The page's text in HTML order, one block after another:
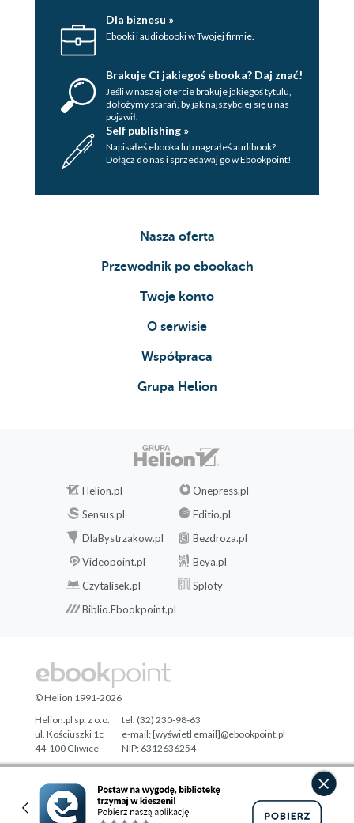
Dla biznesu »
Ebooki i audiobooki w Twojej firmie.
Brakuje Ci jakiegoś ebooka? Daj znać!
Jeśli w naszej ofercie brakuje jakiegoś tytulu,
dołożymy starań, by jak najszybciej się u nas
pojawił.
Self publishing »
Napisałeś ebooka lub nagrałeś audibook?
Dołącz do nas i sprzedawaj go w Ebookpoint!
Nasza oferta
Przewodnik po ebookach
Twoje konto
O serwisie
Współpraca
Grupa Helion
Helion.pl
Onepress.pl
Sensus.pl
Editio.pl
DlaBystrzakow.pl
Bezdroza.pl
Videopoint.pl
Beya.pl
Czytalisek.pl
Sploty
Biblio.Ebookpoint.pl
Designed with ♥ byTonik.pl
© Helion 1991-2026
Helion.pl sp. z o.o.
ul. Kościuszki 1c
44-100 Gliwice
tel. (32) 230-98-63
e-mail:[wyświetl email]@ebookpoint.pl
NIP: 6312636254
Regon: 241989027